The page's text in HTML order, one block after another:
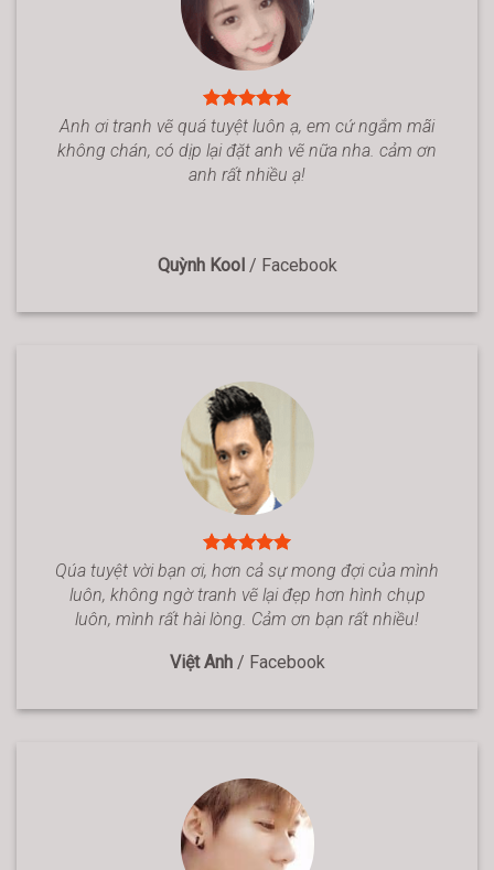
Anh ơi tranh vẽ quá tuyệt luôn ạ, em cứ ngắm mãi
không chán, có dịp lại đặt anh vẽ nữa nha. cảm ơn
anh rất nhiều ạ!
Quỳnh Kool / Facebook
Qúa tuyệt vời bạn ơi, hơn cả sự mong đợi của mình
luôn, không ngờ tranh vẽ lại đẹp hơn hình chụp
luôn, mình rất hài lòng. Cảm ơn bạn rất nhiều!
Việt Anh / Facebook